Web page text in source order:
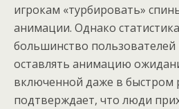
игрокам «турбировать»
анимации. Однако
большинство
оставлять анимацию
включенной даже в быстром
подтверждает, что люди